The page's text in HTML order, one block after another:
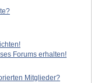
Forums erhalten!
Mitglieder?